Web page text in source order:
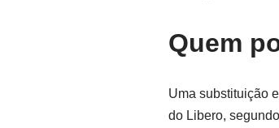
Quem
Uma substituição
do Libero,